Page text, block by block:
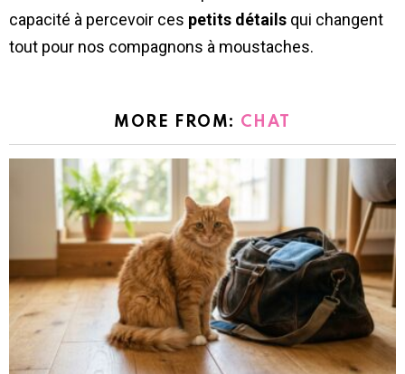
capacité à percevoir ces petits détails qui changent
tout pour nos compagnons à moustaches.
MORE FROM: CHAT